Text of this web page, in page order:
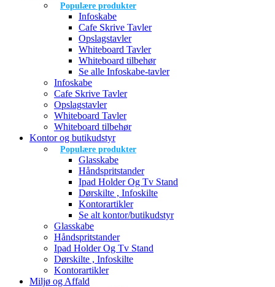
Populære produkter
Infoskabe
Cafe Skrive Tavler
Opslagstavler
Whiteboard Tavler
Whiteboard tilbehør
Se alle Infoskabe-tavler
Infoskabe
Cafe Skrive Tavler
Opslagstavler
Whiteboard Tavler
Whiteboard tilbehør
Kontor og butikudstyr
Populære produkter
Glasskabe
Håndspritstander
Ipad Holder Og Tv Stand
Dørskilte , Infoskilte
Kontorartikler
Se alt kontor/butikudstyr
Glasskabe
Håndspritstander
Ipad Holder Og Tv Stand
Dørskilte , Infoskilte
Kontorartikler
Miljø og Affald